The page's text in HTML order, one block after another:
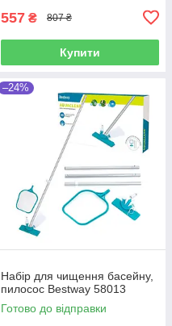
557 ₴ 807 ₴
Купити
–24%
Набір для чищення басейну,
пилосос Bestway 58013
Готово до відправки